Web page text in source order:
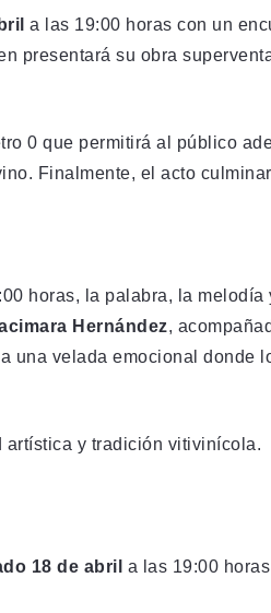
a las 19:00 horas con un
presentará su obra
0 que permitirá al público
Finalmente, el acto
horas, la palabra, la
Hernández,
una velada emocional donde
y tradición vitivinícola.
18 de abril a las 19:00